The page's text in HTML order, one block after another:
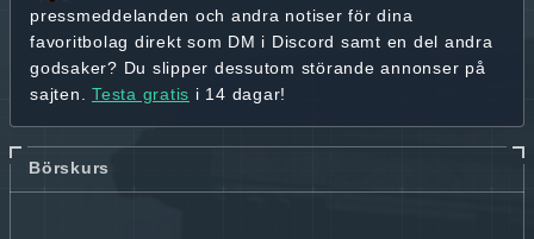
pressmeddelanden och andra notiser för dina
favoritbolag direkt som DM i Discord samt en del andra
godsaker? Du slipper dessutom störande annonser på
sajten. Testa gratis i 14 dagar!
Börskurs